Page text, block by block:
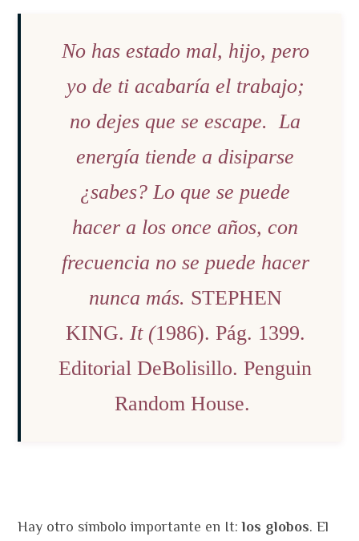
No has estado mal, hijo, pero
yo de ti acabaría el trabajo;
no dejes que se escape. La
energía tiende a disiparse
¿sabes? Lo que se puede
hacer a los once años, con
frecuencia no se puede hacer
nunca más. STEPHEN
KING. It (1986). Pág. 1399.
Editorial DeBolisillo. Penguin
Random House.
Hay otro símbolo importante en It:los globos. El